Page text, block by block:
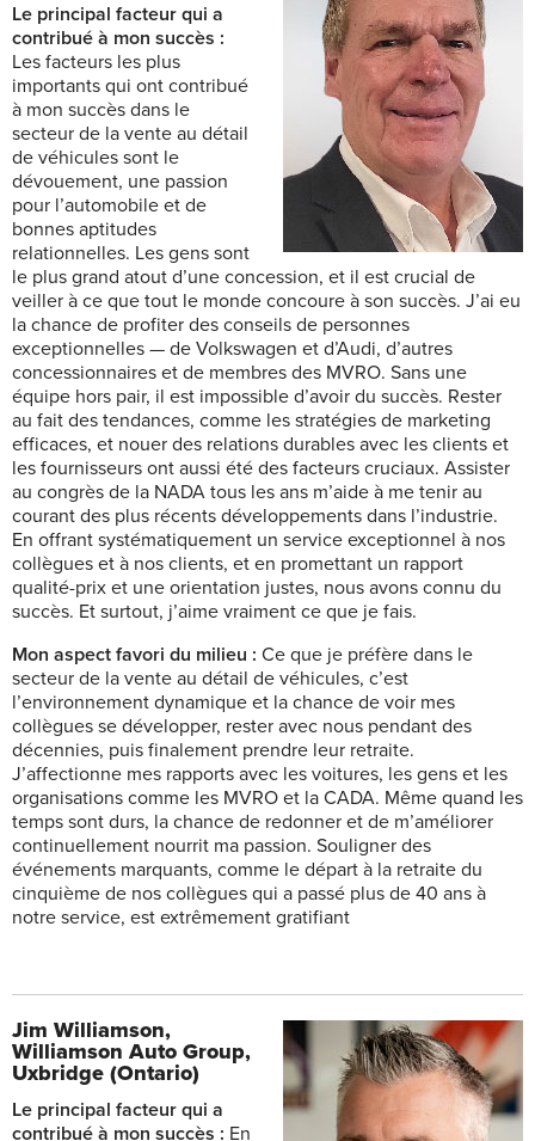
Le principal facteur qui a
contribué à mon succès :
Les facteurs les plus
importants qui ont contribué
à mon succès dans le
secteur de la vente au détail
de véhicules sont le
dévouement, une passion
pour l’automobile et de
bonnes aptitudes
relationnelles. Les gens sont
le plus grand atout d’une concession, et il est crucial de
veiller à ce que tout le monde concoure à son succès. J’ai eu
la chance de profiter des conseils de personnes
exceptionnelles — de Volkswagen et d’Audi, d’autres
concessionnaires et de membres des MVRO. Sans une
équipe hors pair, il est impossible d’avoir du succès. Rester
au fait des tendances, comme les stratégies de marketing
efficaces, et nouer des relations durables avec les clients et
les fournisseurs ont aussi été des facteurs cruciaux. Assister
au congrès de la NADA tous les ans m’aide à me tenir au
courant des plus récents développements dans l’industrie.
En offrant systématiquement un service exceptionnel à nos
collègues et à nos clients, et en promettant un rapport
qualité-prix et une orientation justes, nous avons connu du
succès. Et surtout, j’aime vraiment ce que je fais.
Mon aspect favori du milieu : Ce que je préfère dans le
secteur de la vente au détail de véhicules, c’est
l’environnement dynamique et la chance de voir mes
collègues se développer, rester avec nous pendant des
décennies, puis finalement prendre leur retraite.
J’affectionne mes rapports avec les voitures, les gens et les
organisations comme les MVRO et la CADA. Même quand les
temps sont durs, la chance de redonner et de m’améliorer
continuellement nourrit ma passion. Souligner des
événements marquants, comme le départ à la retraite du
cinquième de nos collègues qui a passé plus de 40 ans à
notre service, est extrêmement gratifiant
Jim Williamson,
Williamson Auto Group,
Uxbridge (Ontario)
Le principal facteur qui a
contribué à mon succès : En